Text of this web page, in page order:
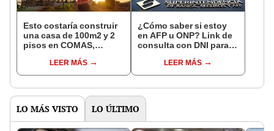
Esto costaría construir
una casa de 100m2 y 2
pisos en COMAS,
distritos de LIMA
NORTE
LEER MÁS
¿Cómo saber si estoy
en AFP u ONP? Link de
consulta con DNI para
pensiones estás
LEER MÁS
LO MÁS VISTO LO ÚLTIMO